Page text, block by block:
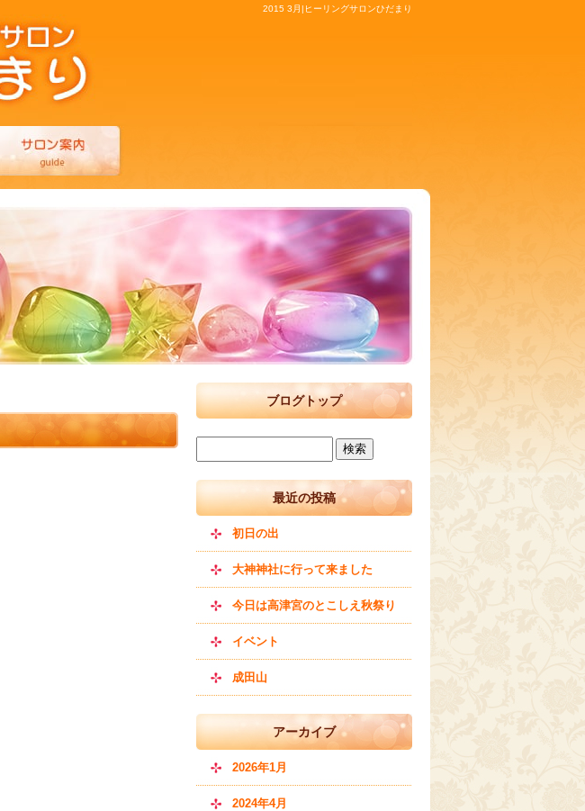
2015 3月|ヒーリングサロンひだまり
ブログトップ
最近の投稿
初日の出
大神神社に行って来ました
今日は高津宮のとこしえ秋祭り
イベント
成田山
アーカイブ
2026年1月
2024年4月